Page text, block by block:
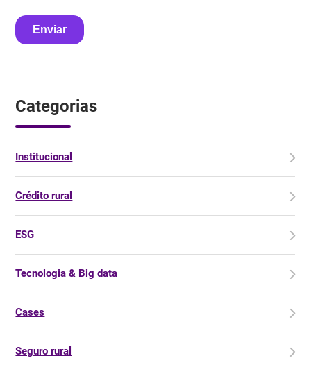
Categorias
Institucional
Crédito rural
ESG
Tecnologia & Big data
Cases
Seguro rural